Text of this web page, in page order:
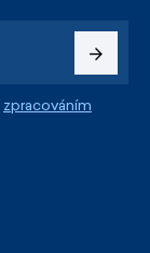
zpracováním